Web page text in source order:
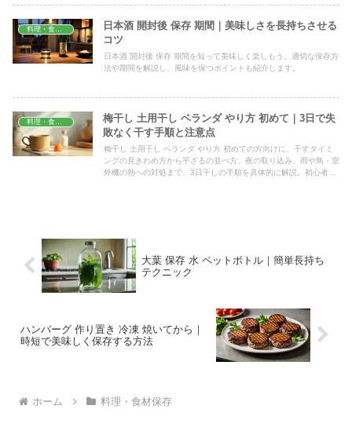
料理・食材保存
日本酒 開封後 保存 期間｜美味しさを長持ちさせる
コツ
日本酒 開封後 保存 期間を知って美味しく楽しもう。適切な保存方
法や期間を解説し、風味を保つポイントも紹介します。
料理・食材保存
梅干し 土用干し ベランダ やり方 初めて｜3日で失
敗なく干す手順と注意点
梅干し 土用干し ベランダ やり方 初めての方向けに、干すタイミ
ングの見きわめ方から平ざるの並べ方、夜の取り込み、雨や鳥・室
外機の熱への対処まで、3日干しの手順を具体的に解説。初心者が
大葉 保存 水 ペットボトル｜簡単長持ち
テクニック
ハンバーグ 作り置き 冷凍 焼いてから｜
時短で美味しく保存する方法
ホーム 料理・食材保存